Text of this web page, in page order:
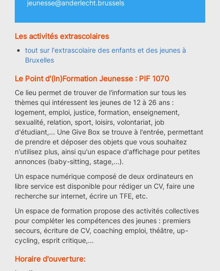
jeunesse@anderlecht.brussels
Les activités extrascolaires
tout sur l'extrascolaire des enfants et des jeunes à
Bruxelles
Le Point d'(In)Formation Jeunesse : PIF 1070
Ce lieu permet de trouver de l'information sur tous les
thèmes qui intéressent les jeunes de 12 à 26 ans :
logement, emploi, justice, formation, enseignement,
sexualité, relation, sport, loisirs, volontariat, job
d'étudiant,... Une Give Box se trouve à l'entrée, permettant
de prendre et déposer des objets que vous souhaitez
n'utilisez plus, ainsi qu'un espace d'affichage pour petites
annonces (baby-sitting, stage,...).
Un espace numérique composé de deux ordinateurs en
libre service est disponible pour rédiger un CV, faire une
recherche sur internet, écrire un TFE, etc.
Un espace de formation propose des activités collectives
pour compléter les compétences des jeunes : premiers
secours, écriture de CV, coaching emploi, théâtre, up-
cycling, esprit critique,...
Horaire d'ouverture: